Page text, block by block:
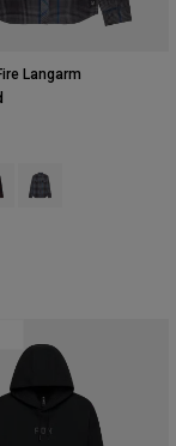
Langarm
type of Cognac
swatch type of
Product swatch